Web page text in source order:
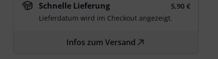
Schnelle Lieferung
5,90 €
Lieferdatum wird im Checkout angezeigt.
Infos zum Versand